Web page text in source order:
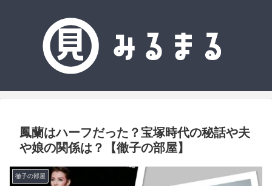
鳳蘭はハーフだった？宝塚時代の秘話や夫
や娘の関係は？【徹子の部屋】
徹子の部屋